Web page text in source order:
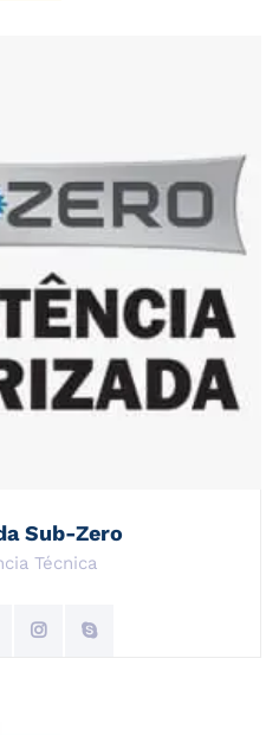
Sub-Zero
Técnica